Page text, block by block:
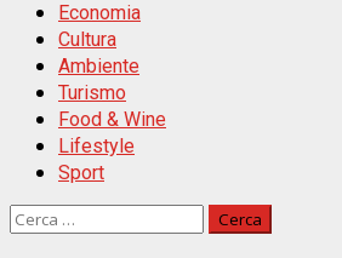
Economia
Cultura
Ambiente
Turismo
Food & Wine
Lifestyle
Sport
Ricerca